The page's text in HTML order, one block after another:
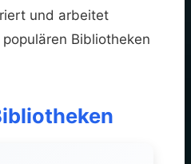
und arbeitet
Bibliotheken